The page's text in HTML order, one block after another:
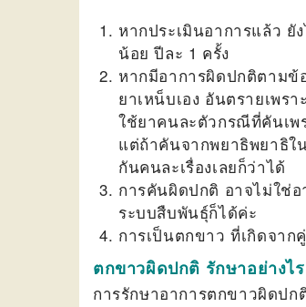
หากประเมินอาการแล้ว ยั
น้อย ปีละ 1 ครั้ง
หากมีอาการผิดปกติตามข้
ยาเหน็บเอง อันตรายเพร
ใช้ยาคนละตัวกรณีที่คันเพ
แต่ถ้าคันจากพยาธิพยาธิใ
กันคนละเรื่องเลยก็ว่าได้
การคันผิดปกติ อาจไม่ใช่
ระบบสืบพันธุ์ก็ได้ค่ะ
การเป็นตกขาว ที่เกิดจา
ตกขาวผิดปกติ รักษาอย่างไร
การรักษาอาการตกขาวผิดป